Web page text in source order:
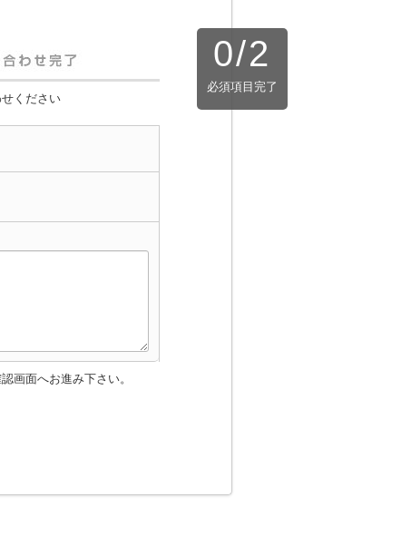
0/2
必須項目完了
ください
画面へお進み下さい。